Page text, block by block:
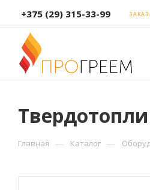
+375 (29) 315-33-99
Главная — Каталог —